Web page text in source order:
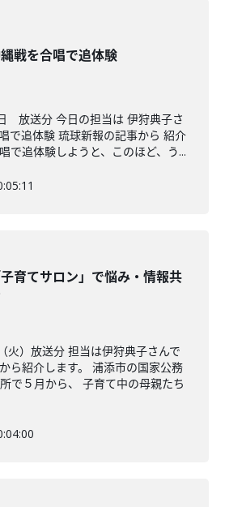
戦を合唱で追体験
放送分 今日の担当は 伊狩典子さ
で追体験 琉球新報の記事から 紹介
で追体験しようと、このほど、う...
子育てサロン」で悩み・情報共
火）放送分 担当は伊狩典子さんで
ら紹介します。 浦添市の国家公務
で５月から、 子育て中の母親たち